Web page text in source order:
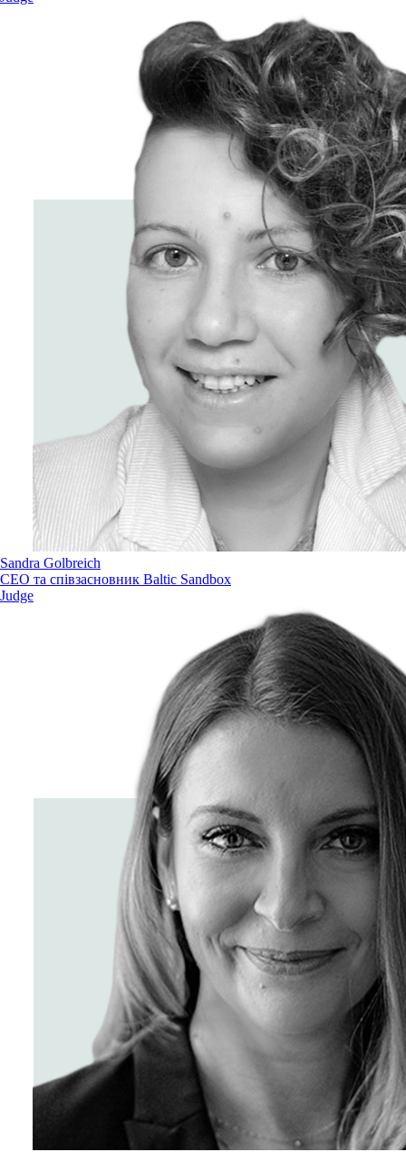
Sandra Golbreich
СЕО та співзасновник Baltic Sandbox
Judge